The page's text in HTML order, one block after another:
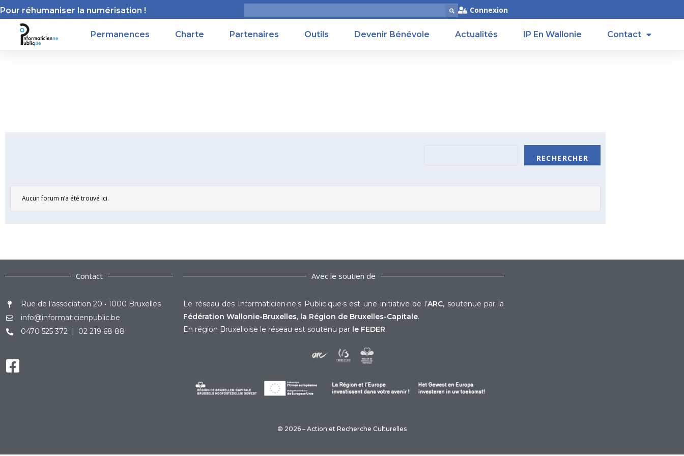
Pour réhumaniser la numérisation ! Connexion
Permanences Charte Partenaires Outils Devenir Bénévole Actualités IP En Wallonie Contact
Aucun forum n’a été trouvé ici.
Contact
Rue de l'association 20 • 1000 Bruxelles
info@informaticienpublic.be
0470 525 372 | 02 219 68 88
Avec le soutien de
Le réseau des Informaticien·ne·s Public·que·s est une initiative de l’ARC, soutenue par la
Fédération Wallonie-Bruxelles, la Région de Bruxelles-Capitale.
En région Bruxelloise le réseau est soutenu par le FEDER
© 2026 – Action et Recherche Culturelles